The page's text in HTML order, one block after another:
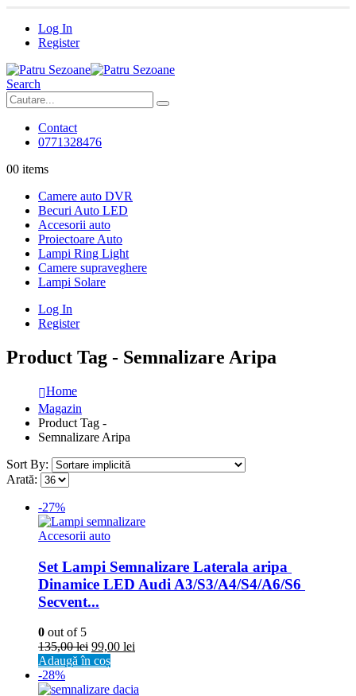
Log In
Register
Search
Contact
0771328476
00 items
Camere auto DVR
Becuri Auto LED
Accesorii auto
Proiectoare Auto
Lampi Ring Light
Camere supraveghere
Lampi Solare
Log In
Register
Product Tag - Semnalizare Aripa
Home
Magazin
Product Tag -
Semnalizare Aripa
Sort By:
Arată:
-27%
Accesorii auto
Set Lampi Semnalizare Laterala aripa
Dinamice LED Audi A3/S3/A4/S4/A6/S6
Secvent...
0 out of 5
135,00lei 99,00 lei
Adaugă în coș
-28%